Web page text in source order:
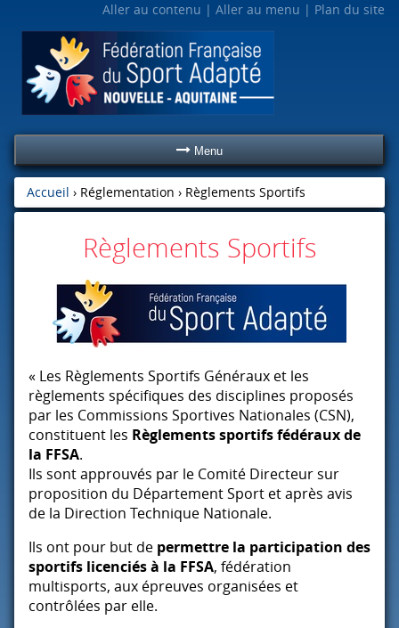
Aller au contenu Aller au menu Plan du site
Menu
Accueil › Réglementation › Règlements Sportifs
Règlements Sportifs
« Les Règlements Sportifs Généraux et les
règlements spécifiques des disciplines proposés
par les Commissions Sportives Nationales (CSN),
constituent les Règlements sportifs fédéraux de
la FFSA.
Ils sont approuvés par le Comité Directeur sur
proposition du Département Sport et après avis
de la Direction Technique Nationale.
Ils ont pour but de permettre la participation des
sportifs licenciés à la FFSA, fédération
multisports, aux épreuves organisées et
contrôlées par elle.